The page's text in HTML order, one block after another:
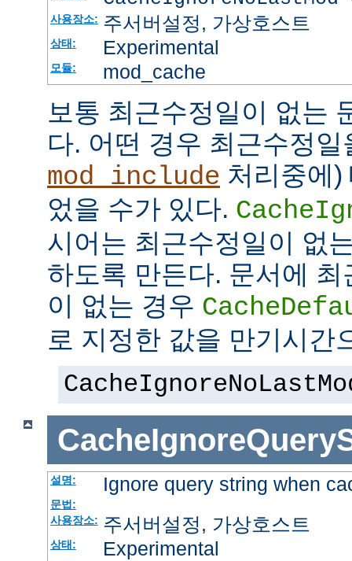
사용장소: 주서버설정, 가상호스트
상태: Experimental
모듈: mod_cache
보통 최근수정일이 없는
다. 어떤 경우 최근수정
mod_include 처리중에)
었을 수가 있다.
시어는 최근수정일이 없
하도록 만든다. 문서에
이 없는 경우
로 지정한 값을 만기시간
설명: Ignore query string when
문법:
사용장소: 주서버설정, 가상호스트
상태: Experimental